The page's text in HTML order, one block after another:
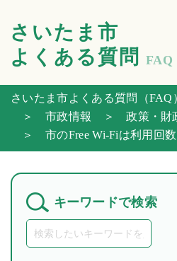
さいたま市
よくある質問
FAQ
さいたま市よくある質問（FAQ
＞ 市政情報
＞ 政策・財
＞ 市のFree Wi-Fiは利用回数
キーワードで検索